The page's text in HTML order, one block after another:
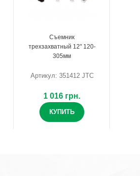
Съемник
трехзахватный 12" 120-
305мм
Артикул: 351412 JTC
1 016 грн.
КУПИТЬ